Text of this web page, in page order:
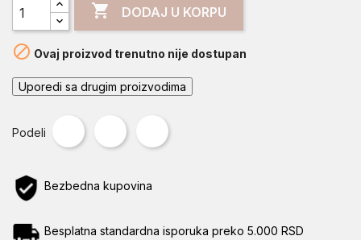
 DODAJ U KORPU
 Ovaj proizvod trenutno nije dostupan
Uporedi sa drugim proizvodima
Podeli
Bezbedna kupovina
Besplatna standardna isporuka preko 5.000 RSD